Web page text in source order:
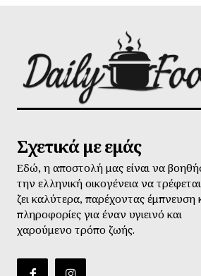
Σχετικά με εμάς
Εδώ, η αποστολή μας είναι να
την ελληνική οικογένεια να
ζει καλύτερα, παρέχοντας έμπνευση
πληροφορίες για έναν υγιεινό και
χαρούμενο τρόπο ζωής.